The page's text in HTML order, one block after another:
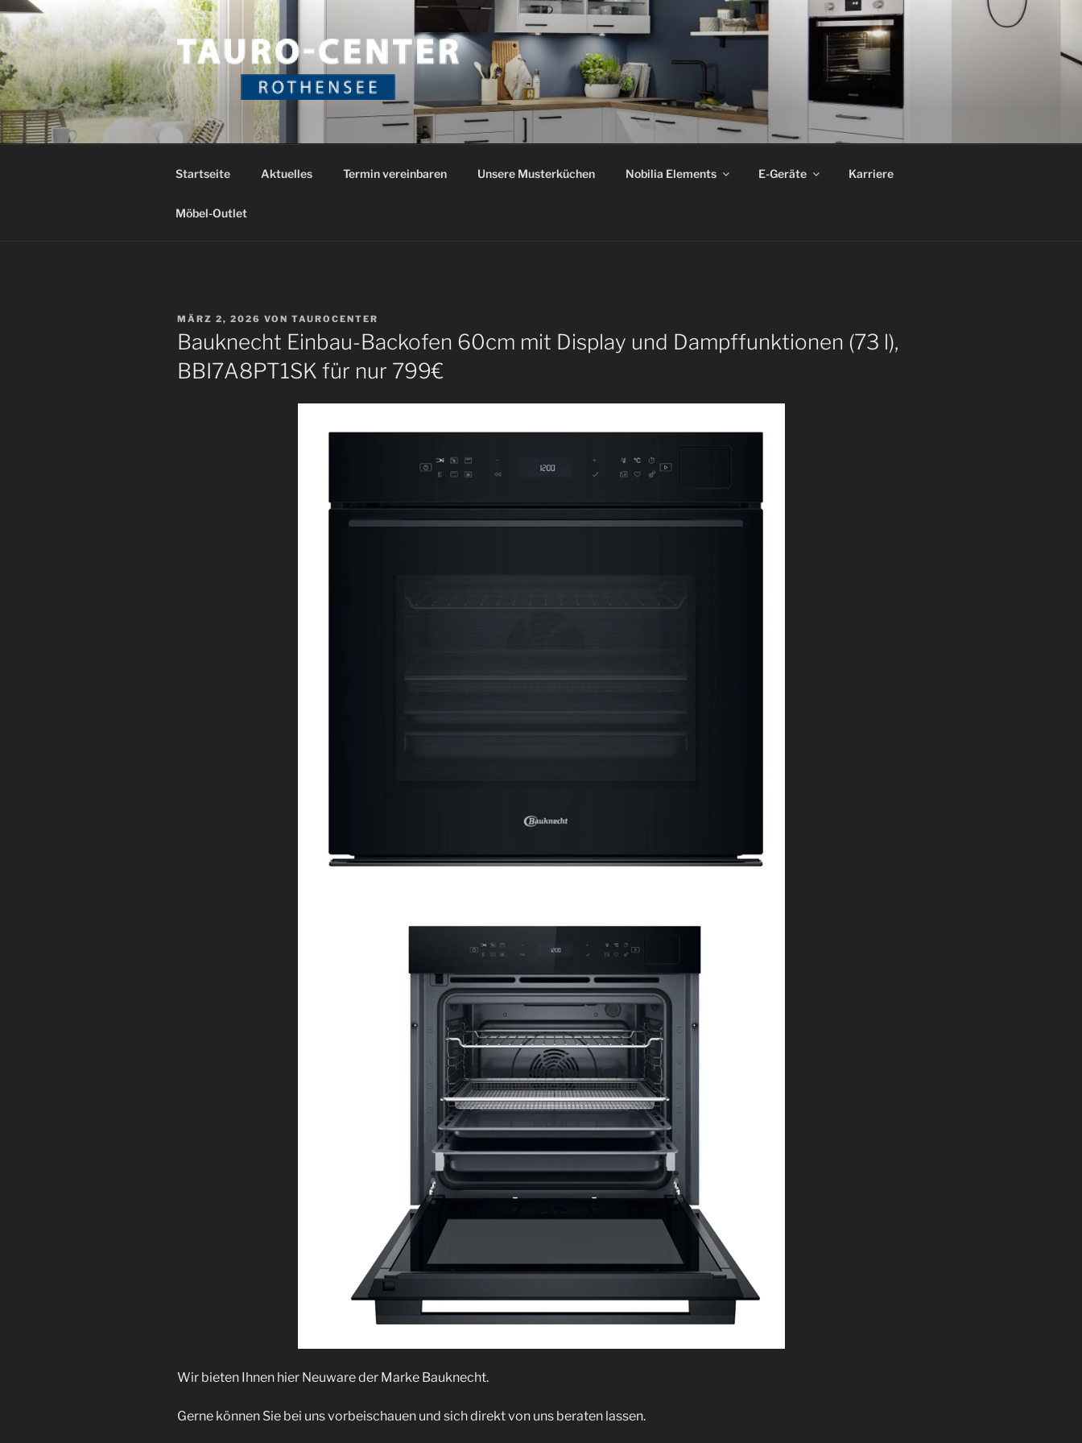
Zum
Inhalt
springen
TAURO CENTER ROTHENSEE
Das etwas andere Küchenstudio
Startseite Aktuelles Termin vereinbaren Unsere Musterküchen Nobilia Elements E-Geräte Karriere
Möbel-Outlet
VERÖFFENTLICHT
AM
MÄRZ 2, 2026 VON TAUROCENTER
Bauknecht Einbau-Backofen 60cm mit Display und Dampffunktionen (73 l),
BBI7A8PT1SK für nur 799€
Wir bieten Ihnen hier Neuware der Marke Bauknecht.
Gerne können Sie bei uns vorbeischauen und sich direkt von uns beraten lassen.